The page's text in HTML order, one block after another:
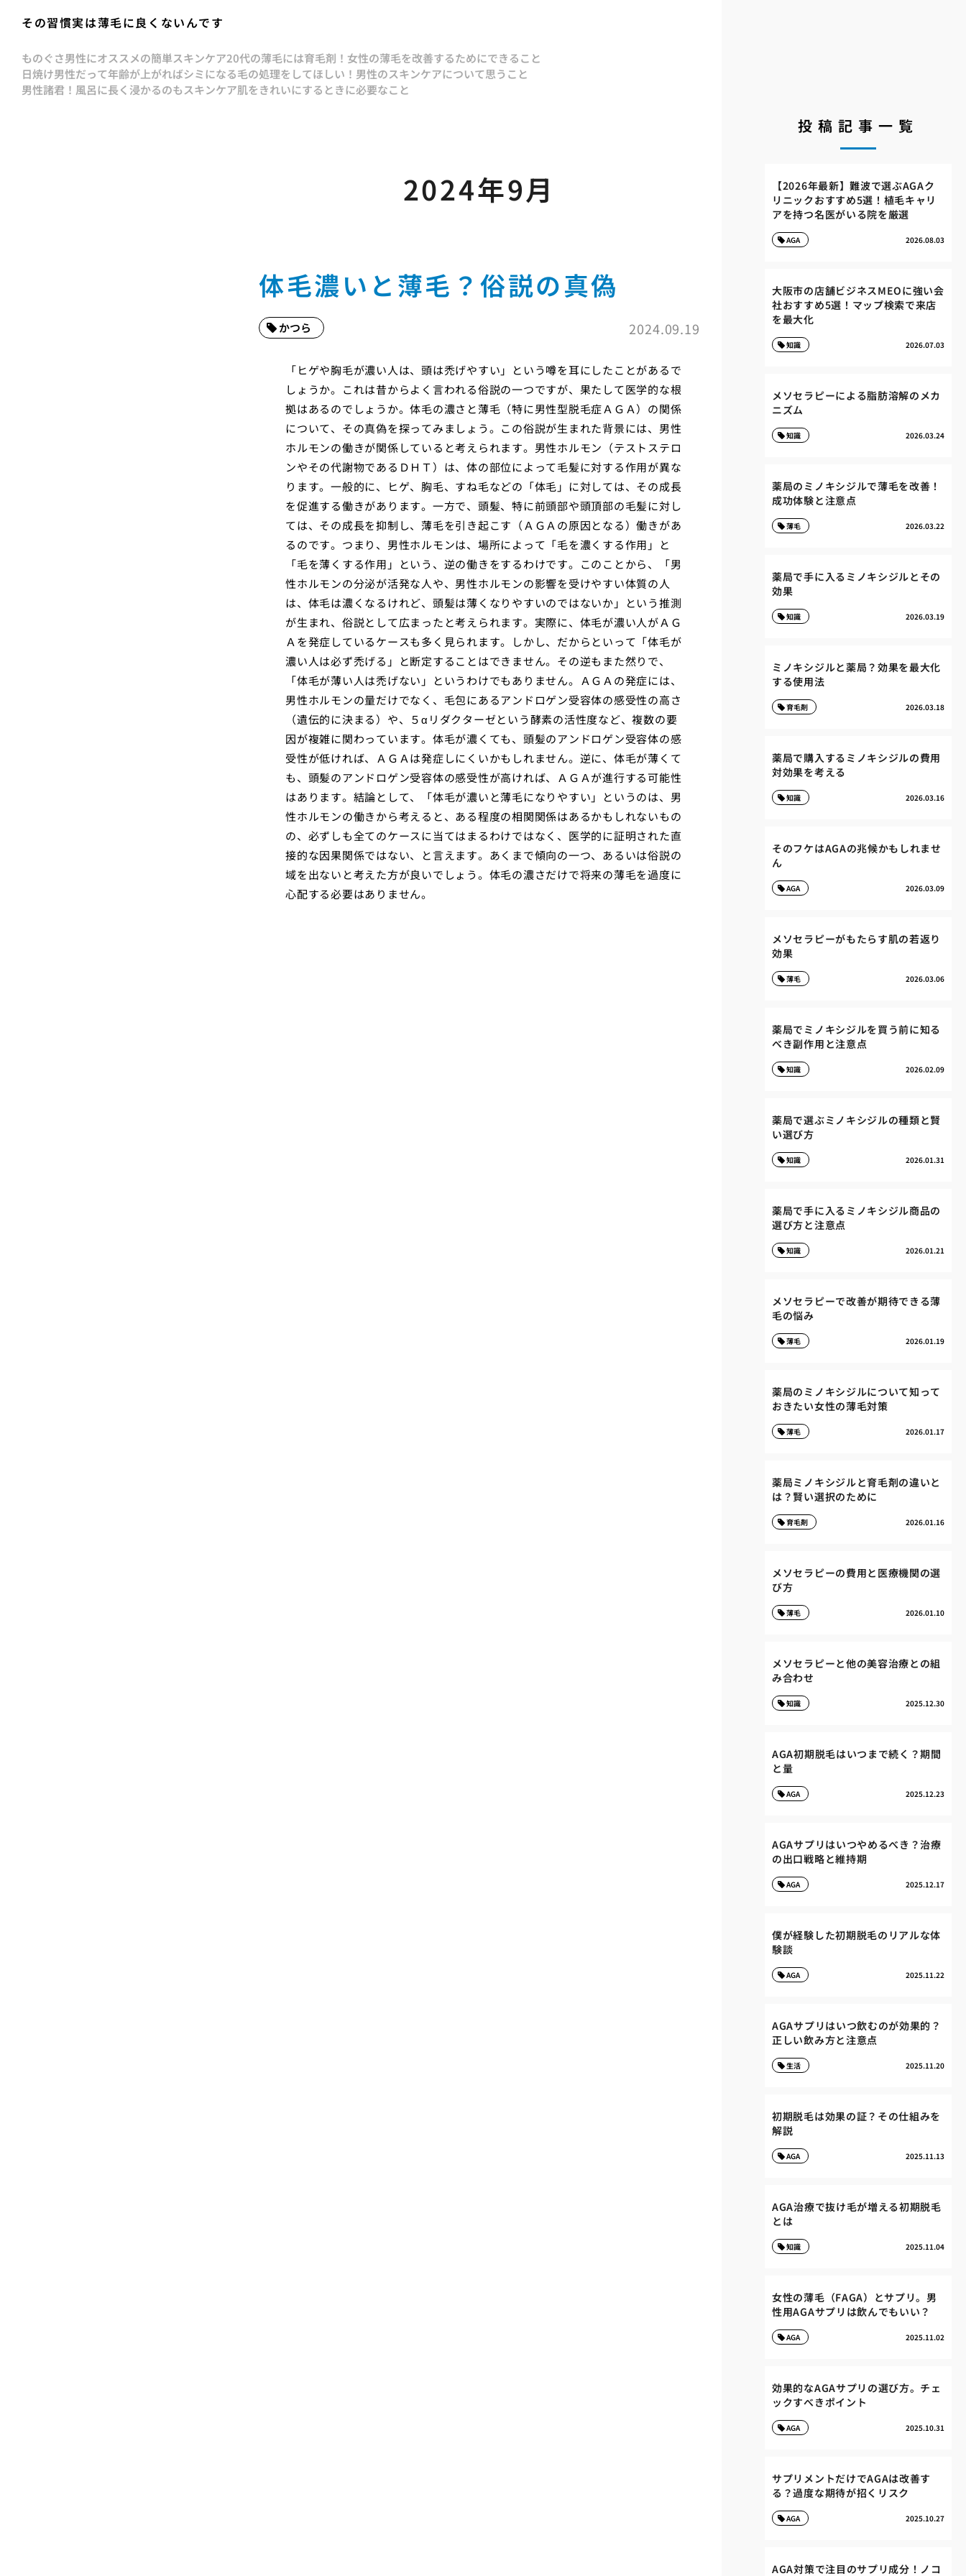
その習慣実は薄毛に良くないんです
ものぐさ男性にオススメの簡単スキンケア20代の薄毛には育毛剤！ 女性の薄毛を改善するためにできること
日焼け男性だって年齢が上がればシミになる毛の処理をしてほしい！ 男性のスキンケアについて思うこと
男性諸君！風呂に長く浸かるのもスキンケア肌をきれいにするときに必要なこと
2024年9月
体毛濃いと薄毛？俗説の真偽
2024.09.19
かつら
「ヒゲや胸毛が濃い人は、頭は禿げやすい」という噂を耳にしたことがあるで
しょうか。これは昔からよく言われる俗説の一つですが、果たして医学的な根
拠はあるのでしょうか。体毛の濃さと薄毛（特に男性型脱毛症ＡＧＡ）の関係
について、その真偽を探ってみましょう。この俗説が生まれた背景には、男性
ホルモンの働きが関係していると考えられます。男性ホルモン（テストステロ
ンやその代謝物であるＤＨＴ）は、体の部位によって毛髪に対する作用が異な
ります。一般的に、ヒゲ、胸毛、すね毛などの「体毛」に対しては、その成長
を促進する働きがあります。一方で、頭髪、特に前頭部や頭頂部の毛髪に対し
ては、その成長を抑制し、薄毛を引き起こす（ＡＧＡの原因となる）働きがあ
るのです。つまり、男性ホルモンは、場所によって「毛を濃くする作用」と
「毛を薄くする作用」という、逆の働きをするわけです。このことから、「男
性ホルモンの分泌が活発な人や、男性ホルモンの影響を受けやすい体質の人
は、体毛は濃くなるけれど、頭髪は薄くなりやすいのではないか」という推測
が生まれ、俗説として広まったと考えられます。実際に、体毛が濃い人がＡＧ
Ａを発症しているケースも多く見られます。しかし、だからといって「体毛が
濃い人は必ず禿げる」と断定することはできません。その逆もまた然りで、
「体毛が薄い人は禿げない」というわけでもありません。ＡＧＡの発症には、
男性ホルモンの量だけでなく、毛包にあるアンドロゲン受容体の感受性の高さ
（遺伝的に決まる）や、５αリダクターゼという酵素の活性度など、複数の要
因が複雑に関わっています。体毛が濃くても、頭髪のアンドロゲン受容体の感
受性が低ければ、ＡＧＡは発症しにくいかもしれません。逆に、体毛が薄くて
も、頭髪のアンドロゲン受容体の感受性が高ければ、ＡＧＡが進行する可能性
はあります。結論として、「体毛が濃いと薄毛になりやすい」というのは、男
性ホルモンの働きから考えると、ある程度の相関関係はあるかもしれないもの
の、必ずしも全てのケースに当てはまるわけではなく、医学的に証明された直
接的な因果関係ではない、と言えます。あくまで傾向の一つ、あるいは俗説の
域を出ないと考えた方が良いでしょう。体毛の濃さだけで将来の薄毛を過度に
心配する必要はありません。
投稿記事一覧
【2026年最新】難波で選ぶAGAク
リニックおすすめ5選！植毛キャリ
アを持つ名医がいる院を厳選
2026.08.03
AGA
大阪市の店舗ビジネスMEOに強い会
社おすすめ5選！マップ検索で来店
を最大化
2026.07.03
知識
メソセラピーによる脂肪溶解のメカ
ニズム
2026.03.24
知識
薬局のミノキシジルで薄毛を改善！
成功体験と注意点
2026.03.22
薄毛
薬局で手に入るミノキシジルとその
効果
2026.03.19
知識
ミノキシジルと薬局？効果を最大化
する使用法
2026.03.18
育毛剤
薬局で購入するミノキシジルの費用
対効果を考える
2026.03.16
知識
そのフケはAGAの兆候かもしれませ
ん
2026.03.09
AGA
メソセラピーがもたらす肌の若返り
効果
2026.03.06
薄毛
薬局でミノキシジルを買う前に知る
べき副作用と注意点
2026.02.09
知識
薬局で選ぶミノキシジルの種類と賢
い選び方
2026.01.31
知識
薬局で手に入るミノキシジル商品の
選び方と注意点
2026.01.21
知識
メソセラピーで改善が期待できる薄
毛の悩み
2026.01.19
薄毛
薬局のミノキシジルについて知って
おきたい女性の薄毛対策
2026.01.17
薄毛
薬局ミノキシジルと育毛剤の違いと
は？賢い選択のために
2026.01.16
育毛剤
メソセラピーの費用と医療機関の選
び方
2026.01.10
薄毛
メソセラピーと他の美容治療との組
み合わせ
2025.12.30
知識
AGA初期脱毛はいつまで続く？期間
と量
2025.12.23
AGA
AGAサプリはいつやめるべき？治療
の出口戦略と維持期
2025.12.17
AGA
僕が経験した初期脱毛のリアルな体
験談
2025.11.22
AGA
AGAサプリはいつ飲むのが効果的？
正しい飲み方と注意点
2025.11.20
生活
初期脱毛は効果の証？その仕組みを
解説
2025.11.13
AGA
AGA治療で抜け毛が増える初期脱毛
とは
2025.11.04
知識
女性の薄毛（FAGA）とサプリ。男
性用AGAサプリは飲んでもいい？
2025.11.02
AGA
効果的なAGAサプリの選び方。チェ
ックすべきポイント
2025.10.31
AGA
サプリメントだけでAGAは改善す
る？過度な期待が招くリスク
2025.10.27
AGA
AGA対策で注目のサプリ成分！ノコ